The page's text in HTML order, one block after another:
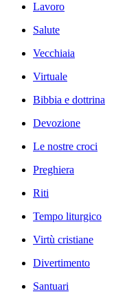
Lavoro
Salute
Vecchiaia
Virtuale
Bibbia e dottrina
Devozione
Le nostre croci
Preghiera
Riti
Tempo liturgico
Virtù cristiane
Divertimento
Santuari